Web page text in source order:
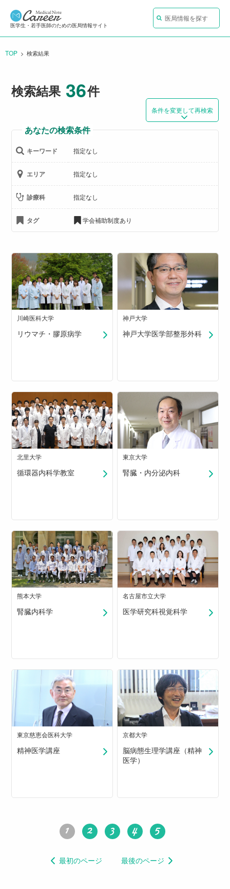
医学生・若手医師のための医局情報サイト
医局情報を探す
TOP CURRENT:
検索結果
検索結果 36件
条件を変更して再検索
あなたの検索条件
キーワード 指定なし
エリア 指定なし
診療科 指定なし
タグ 学会補助制度あり
川崎医科大学
リウマチ・膠原病学
神戸大学
神戸大学医学部整形外科
北里大学
循環器内科学教室
東京大学
腎臓・内分泌内科
熊本大学
腎臓内科学
名古屋市立大学
医学研究科視覚科学
東京慈恵会医科大学
精神医学講座
京都大学
脳病態生理学講座（精神
医学）
1 2 3 4 5
最初のページ 最後のページ